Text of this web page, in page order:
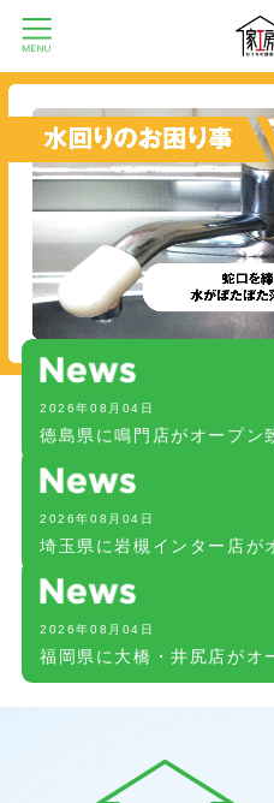
2026年08月04日
徳島県に鳴門店がオープン
2026年08月04日
埼玉県に岩槻インター店が
2026年08月04日
福岡県に大橋・井尻店がオ